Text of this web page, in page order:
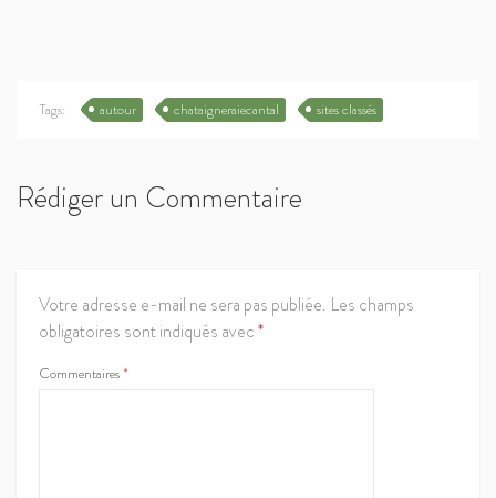
Tags: autour chataigneraiecantal sites classés
Rédiger un Commentaire
Votre adresse e-mail ne sera pas publiée. Les champs
obligatoires sont indiqués avec*
Commentaires *